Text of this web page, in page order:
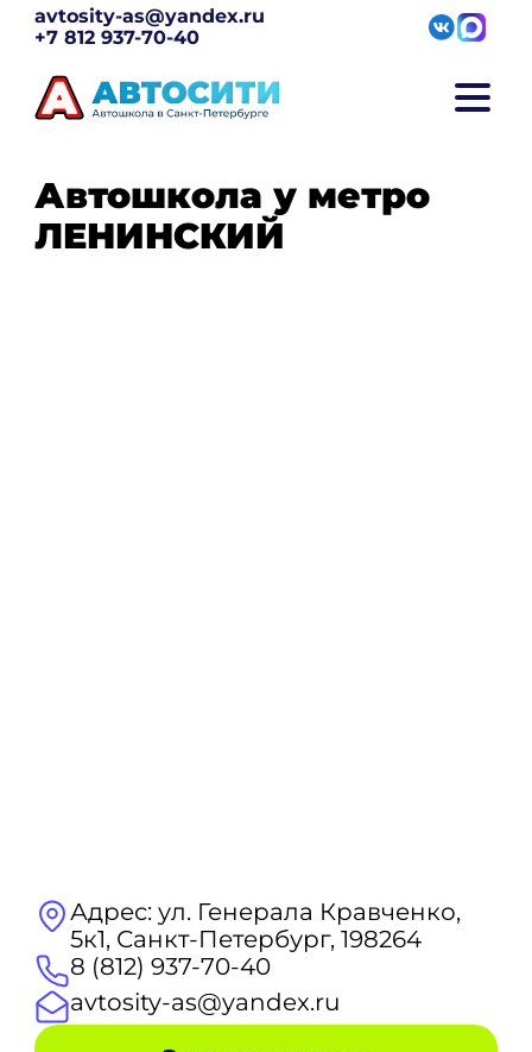
avtosity-as@yandex.ru
+7 812 937-70-40
Автошкола у метро
ЛЕНИНСКИЙ
Адрес: ул. Генерала Кравченко,
5к1, Санкт-Петербург, 198264
8 (812) 937-70-40
avtosity-as@yandex.ru